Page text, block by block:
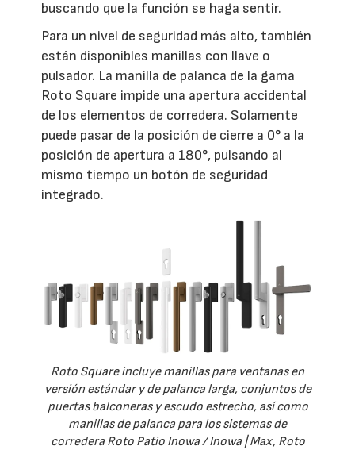
buscando que la función se haga sentir.
Para un nivel de seguridad más alto, también
están disponibles manillas con llave o
pulsador. La manilla de palanca de la gama
Roto Square impide una apertura accidental
de los elementos de corredera. Solamente
puede pasar de la posición de cierre a 0° a la
posición de apertura a 180°, pulsando al
mismo tiempo un botón de seguridad
integrado.
Roto Square incluye manillas para ventanas en
versión estándar y de palanca larga, conjuntos de
puertas balconeras y escudo estrecho, así como
manillas de palanca para los sistemas de
corredera Roto Patio Inowa / Inowa | Max, Roto